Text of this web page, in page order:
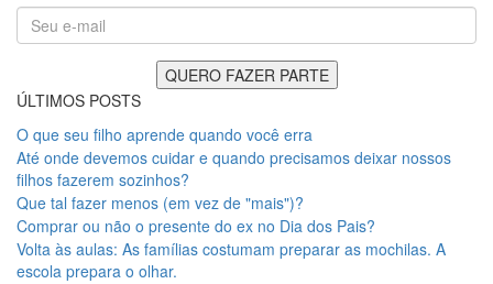
ÚLTIMOS POSTS
O que seu filho aprende quando você erra
Até onde devemos cuidar e quando precisamos deixar nossos
filhos fazerem sozinhos?
Que tal fazer menos (em vez de "mais")?
Comprar ou não o presente do ex no Dia dos Pais?
Volta às aulas: As famílias costumam preparar as mochilas. A
escola prepara o olhar.